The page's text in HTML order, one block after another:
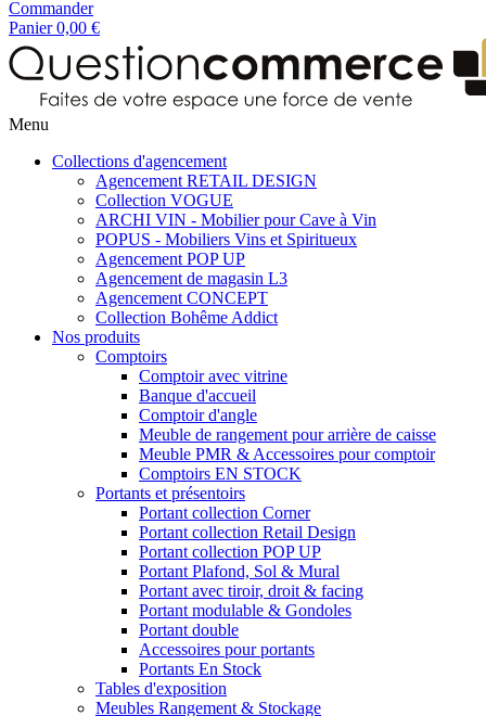
Commander
Panier 0,00 €
Menu
Collections d'agencement
Agencement RETAIL DESIGN
Collection VOGUE
ARCHI VIN - Mobilier pour Cave à Vin
POPUS - Mobiliers Vins et Spiritueux
Agencement POP UP
Agencement de magasin L3
Agencement CONCEPT
Collection Bohême Addict
Nos produits
Comptoirs
Comptoir avec vitrine
Banque d'accueil
Comptoir d'angle
Meuble de rangement pour arrière de caisse
Meuble PMR & Accessoires pour comptoir
Comptoirs EN STOCK
Portants et présentoirs
Portant collection Corner
Portant collection Retail Design
Portant collection POP UP
Portant Plafond, Sol & Mural
Portant avec tiroir, droit & facing
Portant modulable & Gondoles
Portant double
Accessoires pour portants
Portants En Stock
Tables d'exposition
Meubles Rangement & Stockage